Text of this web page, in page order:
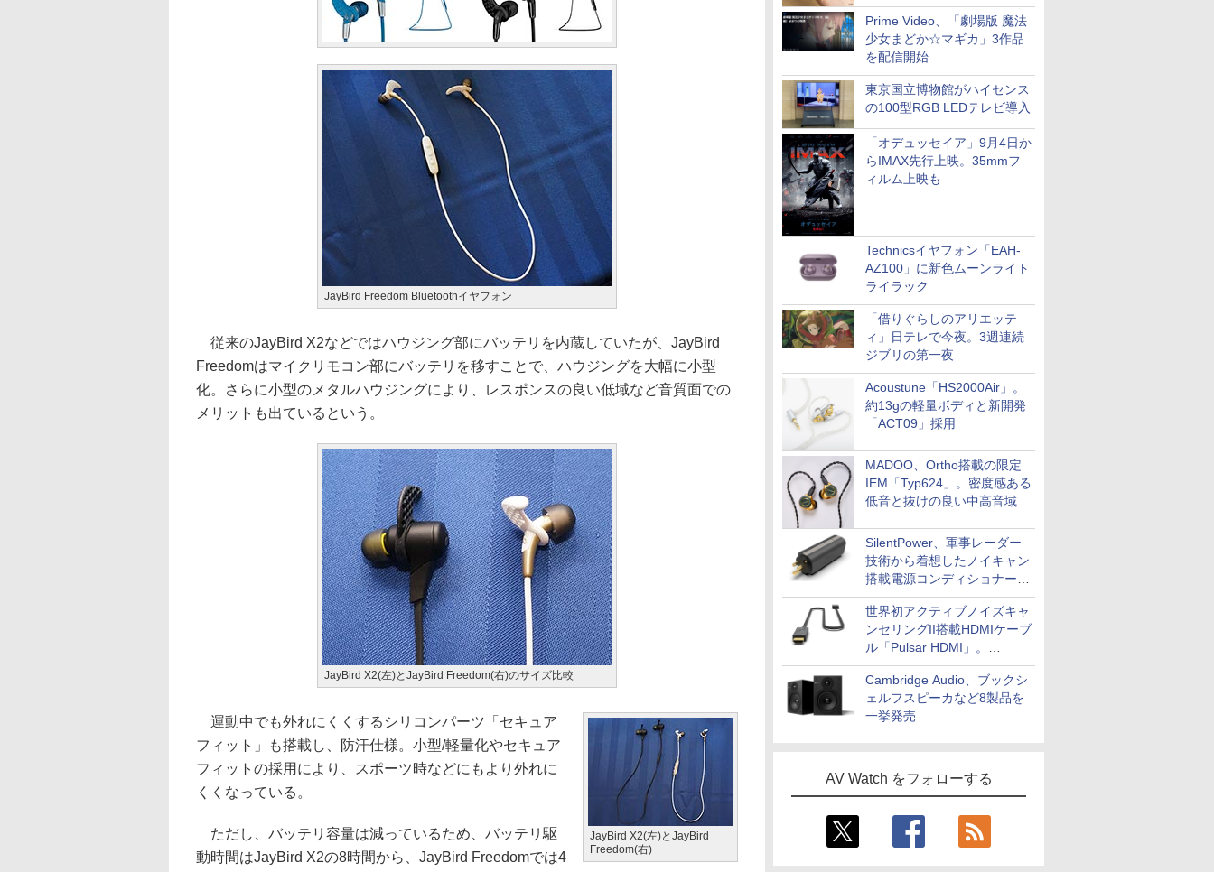
Prime Video、「劇場版 魔法
少女まどか☆マギカ」3作品
を配信開始
東京国立博物館がハイセンス
の100型RGB LEDテレビ導入
「オデュッセイア」9月4日か
らIMAX先行上映。35mmフ
ィルム上映も
Technicsイヤフォン「EAH-
AZ100」に新色ムーンライト
ライラック
「借りぐらしのアリエッテ
ィ」日テレで今夜。3週連続
ジブリの第一夜
Acoustune「HS2000Air」。
約13gの軽量ボディと新開発
「ACT09」採用
MADOO、Ortho搭載の限定
IEM「Typ624」。密度感ある
低音と抜けの良い中高音域
SilentPower、軍事レーダー
技術から着想したノイキャン
搭載電源コンディショナー
「AC iPurifier2」
世界初アクティブノイズキャ
ンセリングII搭載HDMIケーブ
ル「Pulsar HDMI」。
SilentPowerから
Cambridge Audio、ブックシ
ェルフスピーカなど8製品を
一挙発売
AV Watch をフォローする
JayBird Freedom Bluetoothイヤフォン
従来のJayBird X2などではハウジング部にバッテリを内蔵していたが、JayBird
Freedomはマイクリモコン部にバッテリを移すことで、ハウジングを大幅に小型
化。さらに小型のメタルハウジングにより、レスポンスの良い低域など音質面での
メリットも出ているという。
JayBird X2(左)とJayBird Freedom(右)のサイズ比較
JayBird X2(左)とJayBird
Freedom(右)
運動中でも外れにくくするシリコンパーツ「セキュア
フィット」も搭載し、防汗仕様。小型/軽量化やセキュア
フィットの採用により、スポーツ時などにもより外れに
くくなっている。
ただし、バッテリ容量は減っているため、バッテリ駆
動時間はJayBird X2の8時間から、JayBird Freedomでは4